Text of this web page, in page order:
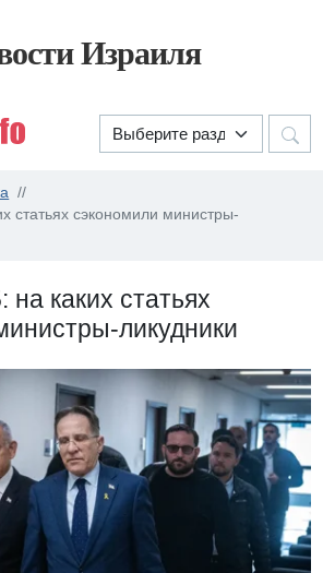
Израиля
статьях сэкономили министры-
каких статьях
ликудники